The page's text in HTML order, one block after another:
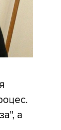
а